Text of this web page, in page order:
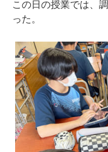
この日の授業では、
った。